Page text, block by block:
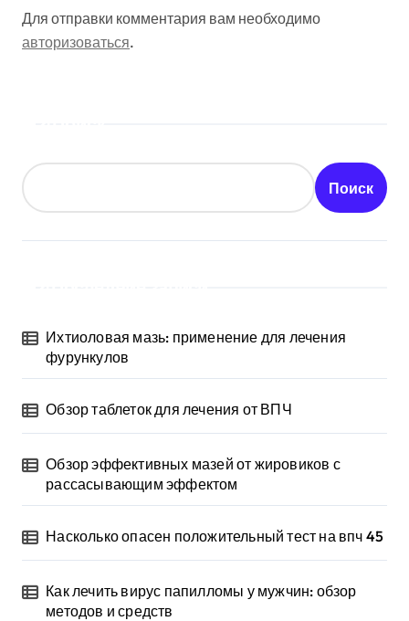
Для отправки комментария вам необходимо
авторизоваться.
Поиск
Ихтиоловая мазь: применение для лечения
фурункулов
Обзор таблеток для лечения от ВПЧ
Обзор эффективных мазей от жировиков с
рассасывающим эффектом
Насколько опасен положительный тест на впч 45
Как лечить вирус папилломы у мужчин: обзор
методов и средств